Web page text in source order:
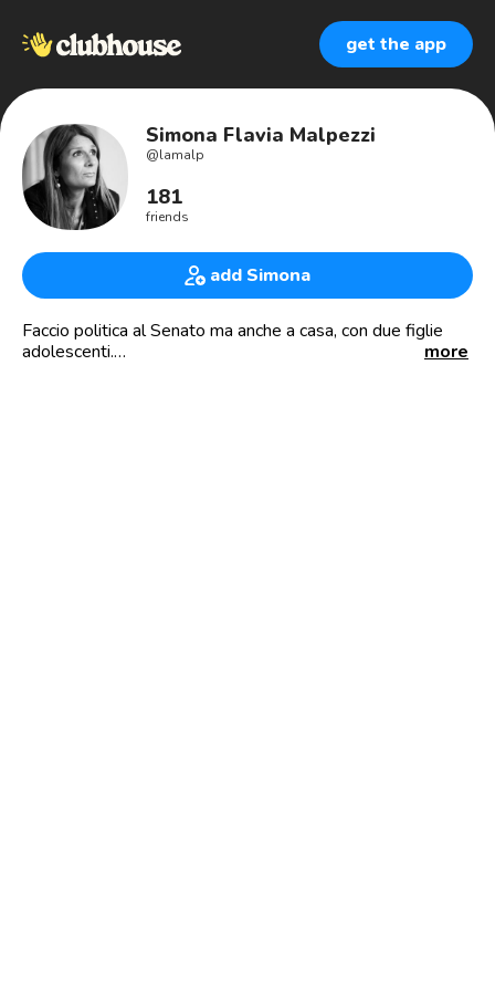
get the app
Simona Flavia Malpezzi
@lamalp
181
friends
add Simona
Faccio politica al Senato ma anche a casa, con due figlie
adolescenti.
more